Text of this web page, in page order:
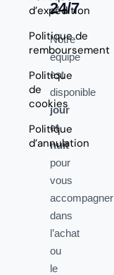
d’expédition
Politique de
remboursement
Politique
de
cookies
Politique
d’annulation
24/7
Notre
équipe
est
disponible
jour
et
nuit
pour
vous
accompagner
dans
l’achat
ou
le